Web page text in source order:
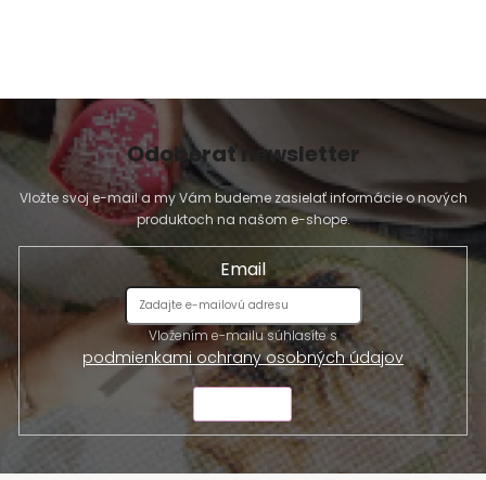
Odoberať newsletter
Vložte svoj e-mail a my Vám budeme zasielať informácie o nových
produktoch na našom e-shope.
Email
Vložením e-mailu súhlasíte s
podmienkami ochrany osobných údajov